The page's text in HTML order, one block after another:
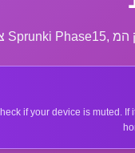
if your device is muted.